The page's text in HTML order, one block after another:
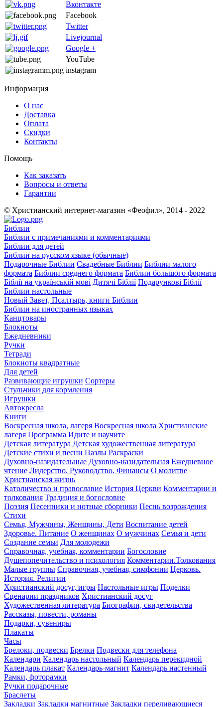
Вконтакте
Facebook
Twitter
Livejournal
Google +
YouTube
instagram
Информация
О нас
Доставка
Оплата
Скидки
Контакты
Помощь
Как заказать
Вопросы и ответы
Гарантии
© Христианский интернет-магазин «Феофил», 2014 - 2022
Библии
Библии с примечаниями и комментариями
Библии для детей
Библии на русском языке (обычные)
Подарочные Библии Свадебные Библии Библии малого
формата Библии среднего формата Библии большого формата
Біблії на українській мові Дитячі Біблії Подарункові Біблії
Библии настольные
Новый Завет, Псалтырь, книги Библии
Библии на иностранных языках
Канцтовары
Блокноты
Ежедневники
Ручки
Тетради
Блокноты квадратные
Для детей
Развивающие игрушки Сортеры
Стульчики для кормления
Игрушки
Автокресла
Книги
Воскресная школа, лагеря Воскресная школа Христианские
лагеря Программа Идите и научите
Детская литература Детская художественная литература
Детские стихи и песни Пазлы Раскраски
Духовно-назидательные Духовно-назидательная Ежедневное
чтение Лидерство. Руководство. Финансы О молитве
Христианская жизнь
Католичество и православие История Церкви Комментарии и
толкования Традиция и богословие
Поэзия Песенники и нотные сборники Песнь возрождения
Стихи
Семья, Мужчины, Женщины, Дети Воспитание детей
Здоровье. Питание О женщинах О мужчинах Семья и дети
Создание семьи Для молодежи
Справочная, учебная, комментарии Богословие
Душепопечительство и психология Комментарии.Толкования
Малые группы Справочная, учебная, симфонии Церковь.
История. Религии
Христианский досуг, игры Настольные игры Поделки
Сценарии праздников Христианский досуг
Художественная литература Биографии, свидетельства
Рассказы, повести, романы
Подарки, сувениры
Плакаты
Часы
Брелоки, подвески Брелки Подвески для телефона
Календари Календарь настольный Календарь перекидной
Календарь плакат Календарь-магнит Календарь настенный
Рамки, фоторамки
Ручки подарочные
Браслеты
Закладки Закладки магнитные Закладки переливающиеся